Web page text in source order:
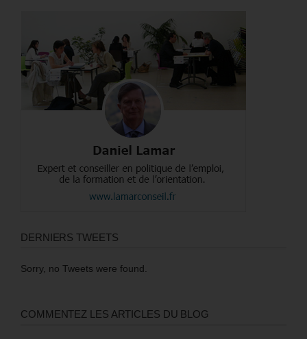
DERNIERS TWEETS
Sorry, no Tweets were found.
COMMENTEZ LES ARTICLES DU BLOG